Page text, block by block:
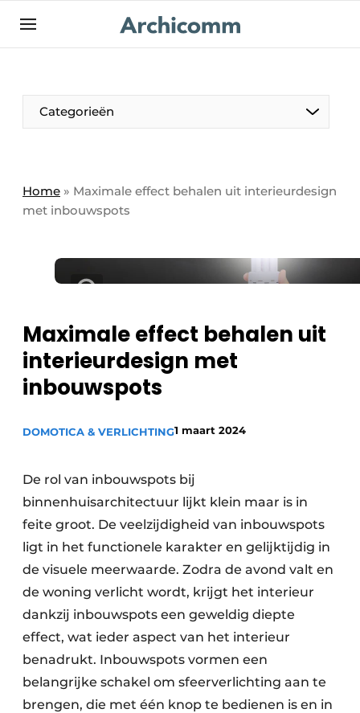
NL be-FR
Categorieën
Home » Maximale effect behalen uit interieurdesign
met inbouwspots
Maximale effect behalen uit
interieurdesign met
inbouwspots
DOMOTICA & VERLICHTING1 maart 2024
De rol van inbouwspots bij
binnenhuisarchitectuur lijkt klein maar is in
feite groot. De veelzijdigheid van inbouwspots
ligt in het functionele karakter en gelijktijdig in
de visuele meerwaarde. Zodra de avond valt en
de woning verlicht wordt, krijgt het interieur
dankzij inbouwspots een geweldig diepte
effect, wat ieder aspect van het interieur
benadrukt. Inbouwspots vormen een
belangrijke schakel om sfeerverlichting aan te
brengen, die met één knop te bedienen is en in